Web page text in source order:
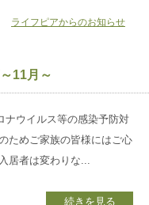
11月～
ライフピアからのお知らせ
ウイルス等の感染予防対
ためご家族の皆様にはご心
居者は変わりな...
続きを見る